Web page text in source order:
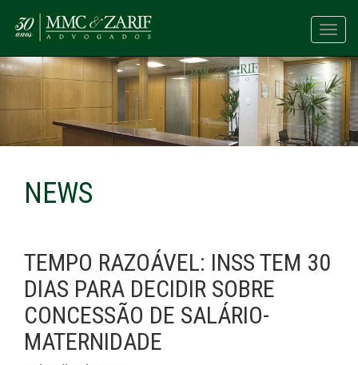
NEWS
TEMPO RAZOÁVEL: INSS TEM 30
DIAS PARA DECIDIR SOBRE
CONCESSÃO DE SALÁRIO-
MATERNIDADE